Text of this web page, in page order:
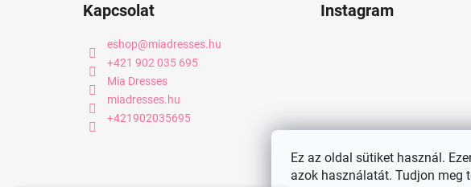
Ez az oldal sütiket használ.
azok használatát. Tudjon meg
Kapcsolat
eshop@miadresses.hu
+421 902 035 695
Mia Dresses
miadresses.hu
+421902035695
Instagram